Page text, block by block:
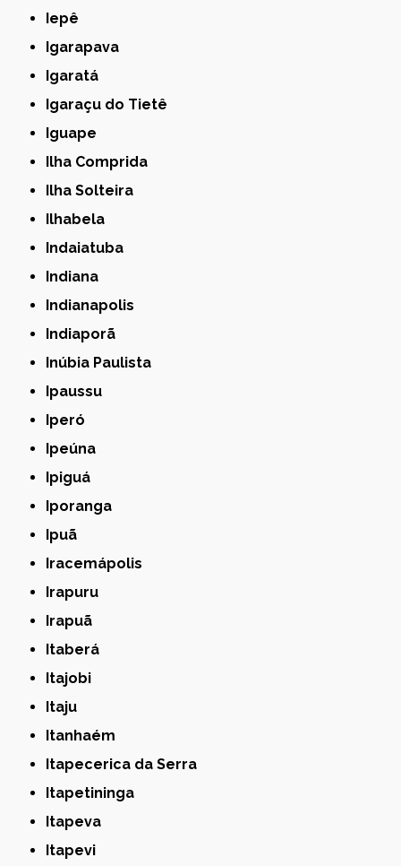
Iepê
Igarapava
Igaratá
Igaraçu do Tietê
Iguape
Ilha Comprida
Ilha Solteira
Ilhabela
Indaiatuba
Indiana
Indianapolis
Indiaporã
Inúbia Paulista
Ipaussu
Iperó
Ipeúna
Ipiguá
Iporanga
Ipuã
Iracemápolis
Irapuru
Irapuã
Itaberá
Itajobi
Itaju
Itanhaém
Itapecerica da Serra
Itapetininga
Itapeva
Itapevi